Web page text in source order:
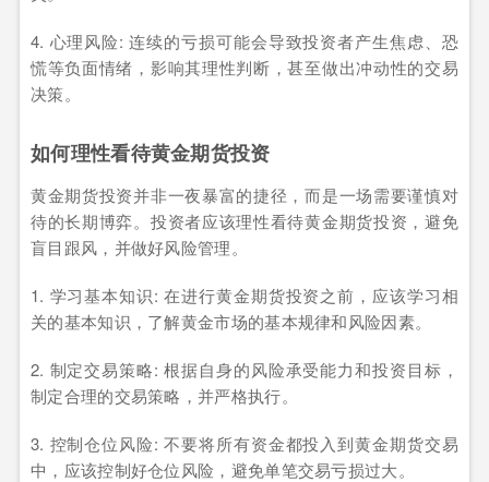
4. 心理风险: 连续的亏损可能会导致投资者产生焦虑、恐
慌等负面情绪，影响其理性判断，甚至做出冲动性的交易
决策。
如何理性看待黄金期货投资
黄金期货投资并非一夜暴富的捷径，而是一场需要谨慎对
待的长期博弈。投资者应该理性看待黄金期货投资，避免
盲目跟风，并做好风险管理。
1. 学习基本知识: 在进行黄金期货投资之前，应该学习相
关的基本知识，了解黄金市场的基本规律和风险因素。
2. 制定交易策略: 根据自身的风险承受能力和投资目标，
制定合理的交易策略，并严格执行。
3. 控制仓位风险: 不要将所有资金都投入到黄金期货交易
中，应该控制好仓位风险，避免单笔交易亏损过大。